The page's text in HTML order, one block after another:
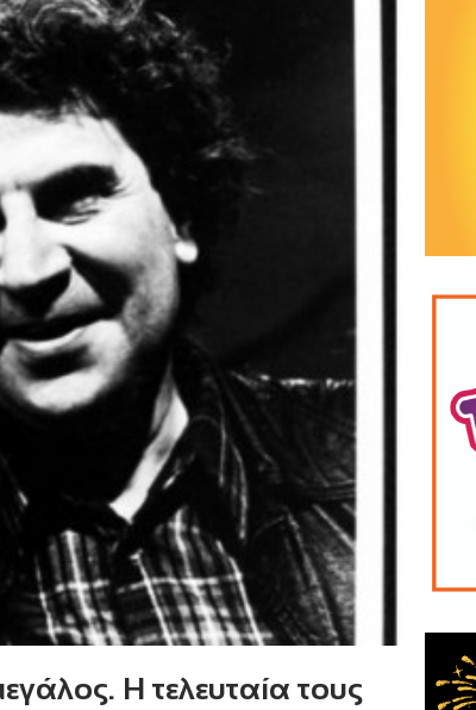
Η τελευταία τους